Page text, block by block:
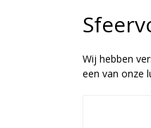
Wij hebben
een van onze